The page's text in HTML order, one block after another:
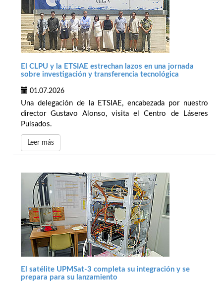
El CLPU y la ETSIAE estrechan lazos en una jornada
sobre investigación y transferencia tecnológica
01.07.2026
Una delegación de la ETSIAE, encabezada por nuestro
director Gustavo Alonso, visita el Centro de Láseres
Pulsados.
Leer más
El satélite UPMSat-3 completa su integración y se
prepara para su lanzamiento